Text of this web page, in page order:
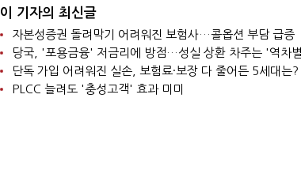
이 기자의 최신글
자본성증권 돌려막기 어려워진 보험사…콜옵션 부담 급증
당국, '포용금융' 저금리에 방점…성실 상환 차주는 '역차
단독 가입 어려워진 실손, 보험료·보장 다 줄어든 5세대는?
PLCC 늘려도 '충성고객' 효과 미미